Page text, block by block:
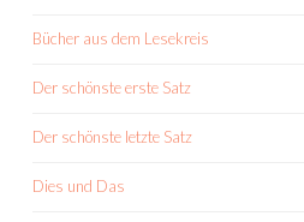
Bücher aus dem Lesekreis
Der schönste erste Satz
Der schönste letzte Satz
Dies und Das